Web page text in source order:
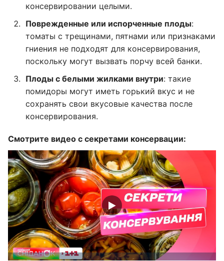
консервировании целыми.
Поврежденные или испорченные плоды:
томаты с трещинами, пятнами или признаками
гниения не подходят для консервирования,
поскольку могут вызвать порчу всей банки.
Плоды с белыми жилками внутри: такие
помидоры могут иметь горький вкус и не
сохранять свои вкусовые качества после
консервирования.
Смотрите видео с секретами консервации: